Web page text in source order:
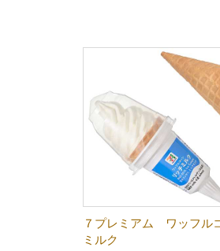
７プレミアム ワッフル
ミルク